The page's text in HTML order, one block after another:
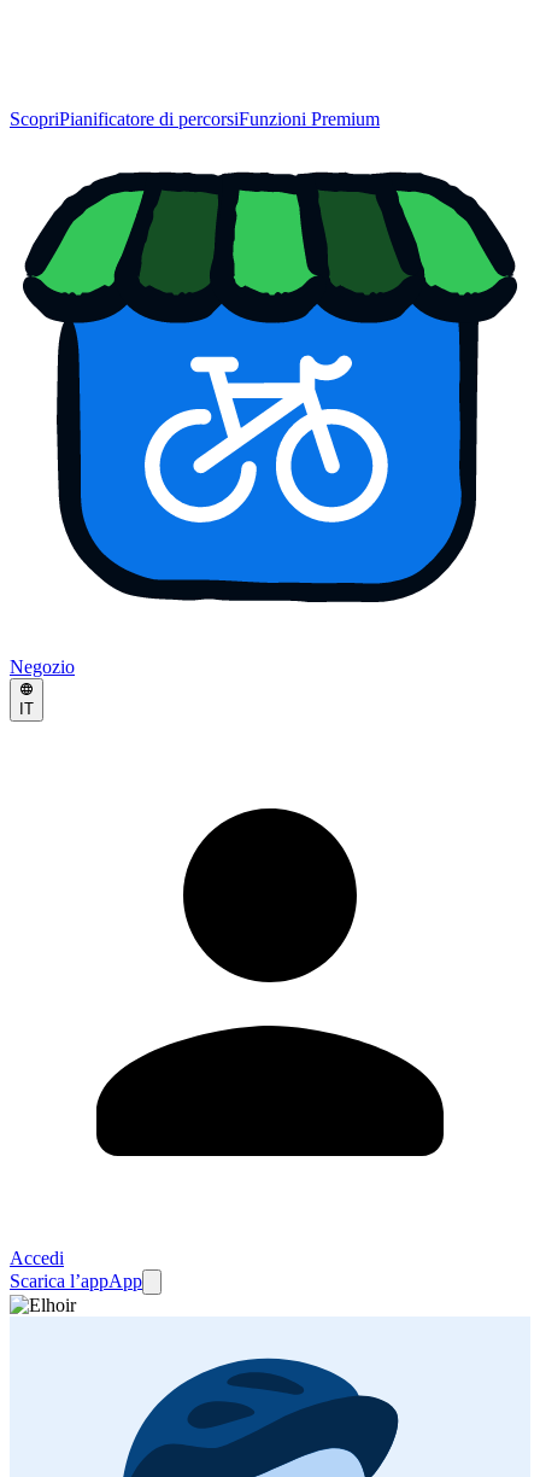
ScopriPianificatore di percorsiFunzioni Premium
Negozio
IT
Accedi
Scarica l’appApp